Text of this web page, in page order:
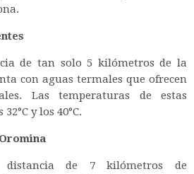
de tan solo 5 kilómetros de la
con aguas termales que ofrecen
Las temperaturas de estas
y los 40°C.
de 7 kilómetros de